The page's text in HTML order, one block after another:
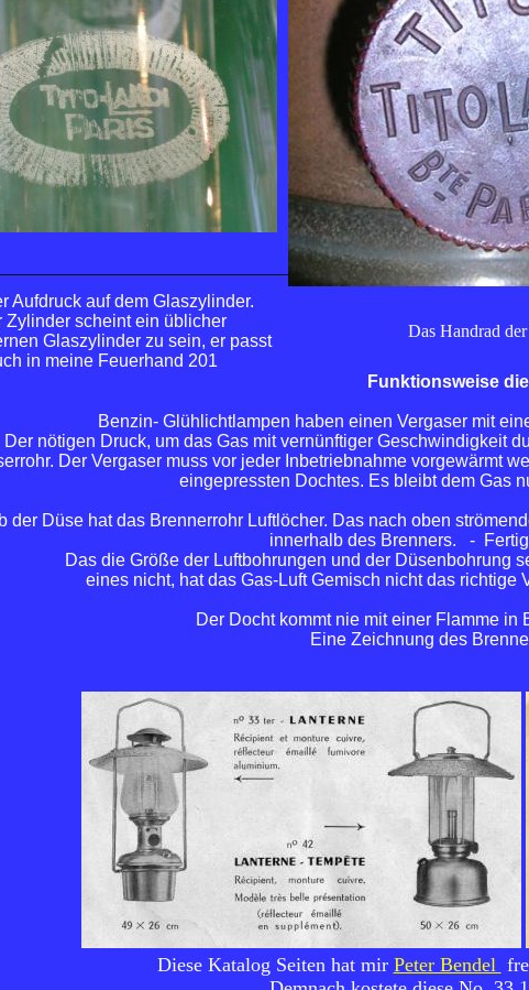
Aufdruck auf dem Glaszylinder.
Zylinder scheint ein üblicher
Glaszylinder zu sein, er passt
in meine Feuerhand 201
Das Handrad
Funktionsweise
Benzin- Glühlichtlampen haben einen Vergaser mit
Der nötigen Druck, um das Gas mit vernünftiger Geschwindigkeit
Der Vergaser muss vor jeder Inbetriebnahme vorgewärmt
eingepressten Dochtes. Es bleibt dem Gas
der Düse hat das Brennerrohr Luftlöcher. Das nach oben
innerhalb des Brenners. -
Das die Größe der Luftbohrungen und der Düsenbohrung
eines nicht, hat das Gas-Luft Gemisch nicht das
Der Docht kommt nie mit einer Flamme in
Eine Zeichnung des
Diese Katalog Seiten hat mir Peter Bendel